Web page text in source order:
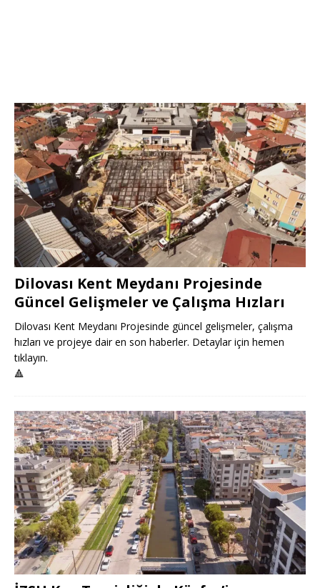
Dilovası Kent Meydanı Projesinde
Güncel Gelişmeler ve Çalışma Hızları
Dilovası Kent Meydanı Projesinde güncel gelişmeler, çalışma
hızları ve projeye dair en son haberler. Detaylar için hemen
tıklayın.
🔺